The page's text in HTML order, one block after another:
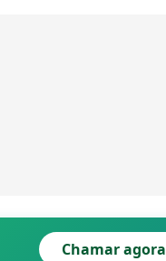
Chamar agora